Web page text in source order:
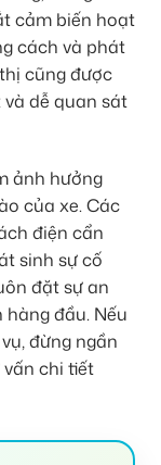
cảm biến hoạt
cách và phát
cũng được
dễ quan sát
ảnh hưởng
của xe. Các
điện cẩn
sinh sự cố
đặt sự an
đầu. Nếu
đừng ngần
chi tiết